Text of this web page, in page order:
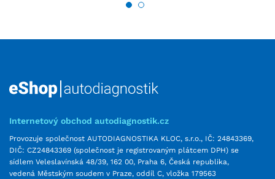
Internetový obchod autodiagnostik.cz
Provozuje společnost AUTODIAGNOSTIKA KLOC, s.r.o., IČ: 24843369,
DIČ: CZ24843369 (společnost je registrovaným plátcem DPH) se
sídlem Veleslavínská 48/39, 162 00, Praha 6, Česká republika,
vedená Městským soudem v Praze, oddíl C, vložka 179563